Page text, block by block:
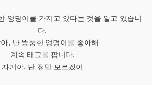
엉덩이를 가지고 있다는 것을 알고 있습니
다.
, 난 뚱뚱한 엉덩이를 좋아해
계속 태그를 팝니다.
자기야, 난 정말 모르겠어